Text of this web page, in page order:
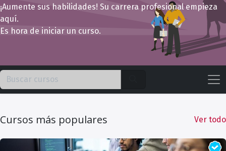
¡Aumente sus habilidades! Su carrera profesional empieza
aquí.
Es hora de iniciar un curso.
Ver todo
Cursos más populares